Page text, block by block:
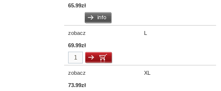
65.99zł
zobacz L
69.99zł
zobacz XL
73.99zł